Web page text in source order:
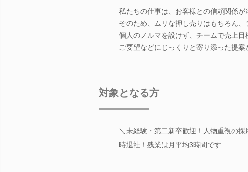
私たちの仕事は、お客様との信頼関係が
そのため、ムリな押し売りはもちろん
個人のノルマを設けず、チームで売上
ご要望などにじっくりと寄り添った提案
対象となる方
＼未経験・第二新卒歓迎！人物重視
時退社！残業は月平均3時間です